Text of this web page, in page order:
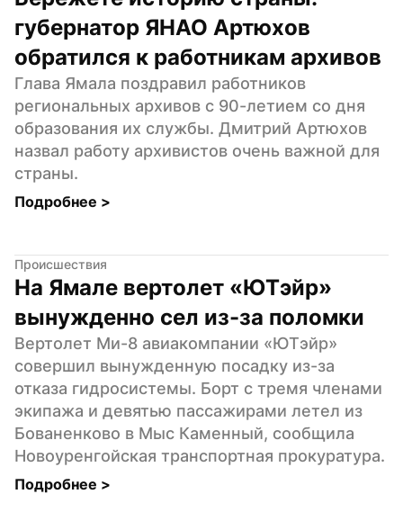
губернатор ЯНАО Артюхов
обратился к работникам архивов
Глава Ямала поздравил работников
региональных архивов с 90-летием со дня
образования их службы. Дмитрий Артюхов
назвал работу архивистов очень важной для
страны.
Подробнее >
Происшествия
На Ямале вертолет «ЮТэйр»
вынужденно сел из-за поломки
Вертолет Ми-8 авиакомпании «ЮТэйр»
совершил вынужденную посадку из-за
отказа гидросистемы. Борт с тремя членами
экипажа и девятью пассажирами летел из
Бованенково в Мыс Каменный, сообщила
Новоуренгойская транспортная прокуратура.
Подробнее >